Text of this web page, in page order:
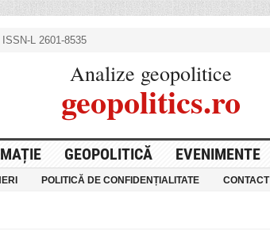
L 2601-8535
Analize geopolitice
geopolitics.ro
GEOPOLITICĂ EVENIMENTE
POLITICĂ DE CONFIDENȚIALITATE CONTACT